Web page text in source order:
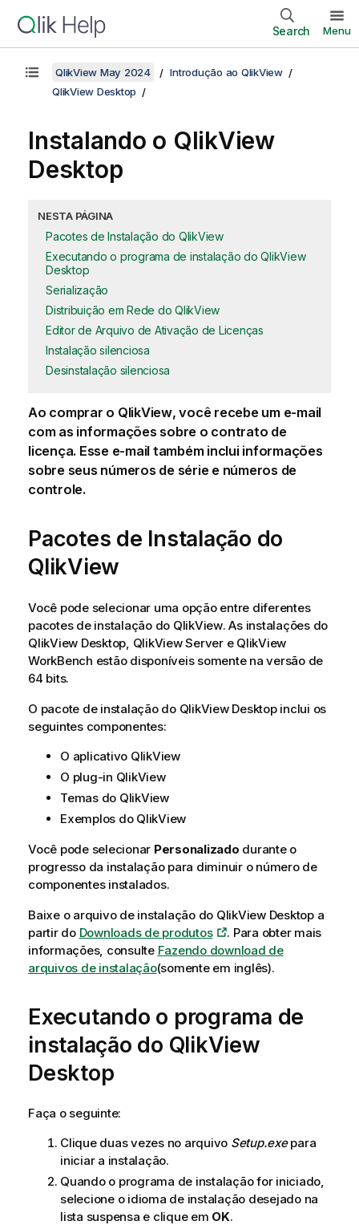
Search Menu
QlikView May 2024
Introdução ao QlikView
QlikView Desktop
Instalando o QlikView
Desktop
NESTA PÁGINA
Pacotes de Instalação do QlikView
Executando o programa de instalação do QlikView
Desktop
Serialização
Distribuição em Rede do QlikView
Editor de Arquivo de Ativação de Licenças
Instalação silenciosa
Desinstalação silenciosa
Ao comprar o QlikView, você recebe um e-mail
com as informações sobre o contrato de
licença. Esse e-mail também inclui informações
sobre seus números de série e números de
controle.
Pacotes de Instalação do
QlikView
Você pode selecionar uma opção entre diferentes
pacotes de instalação do QlikView. As instalações do
QlikView Desktop, QlikViewServer e QlikView
WorkBench estão disponíveis somente na versão de
64 bits.
O pacote de instalação do QlikViewDesktop inclui os
seguintes componentes:
O aplicativo QlikView
O plug-in QlikView
Temas do QlikView
Exemplos do QlikView
Você pode selecionar Personalizado durante o
progresso da instalação para diminuir o número de
componentes instalados.
Baixe o arquivo de instalação do QlikViewDesktop a
partir do Downloads de produtos
. Para obter mais
informações, consulte Fazendo download de
arquivos de instalação(somente em inglês).
Executando o programa de
instalação do QlikView
Desktop
Faça o seguinte:
Clique duas vezes no arquivo Setup.exepara
iniciar a instalação.
Quando o programa de instalação for iniciado,
selecione o idioma de instalação desejado na
lista suspensa e clique em OK.